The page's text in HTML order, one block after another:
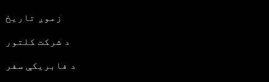
زموږ تاریخ
د شرکت کلتور
د فابریکې سفر